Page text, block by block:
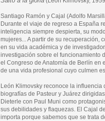
Santiago Ramón y Cajal (Adolfo
Durante el viaje de regreso a España
inteligencia siempre despierta, su
mujeres... A partir de su recuperación,
en su vida académica y de
investigación sobre el funcionamiento
el Congreso de Anatomía de Berlín en
de una vida profesional cuyo culmen
León Klimovsky reconoce la influencia
biografías de Pasteur y Juárez
Dieterle con Paul Muni como
sus debilidades y flaquezas. El Cajal
importa porque sabemos que se trata